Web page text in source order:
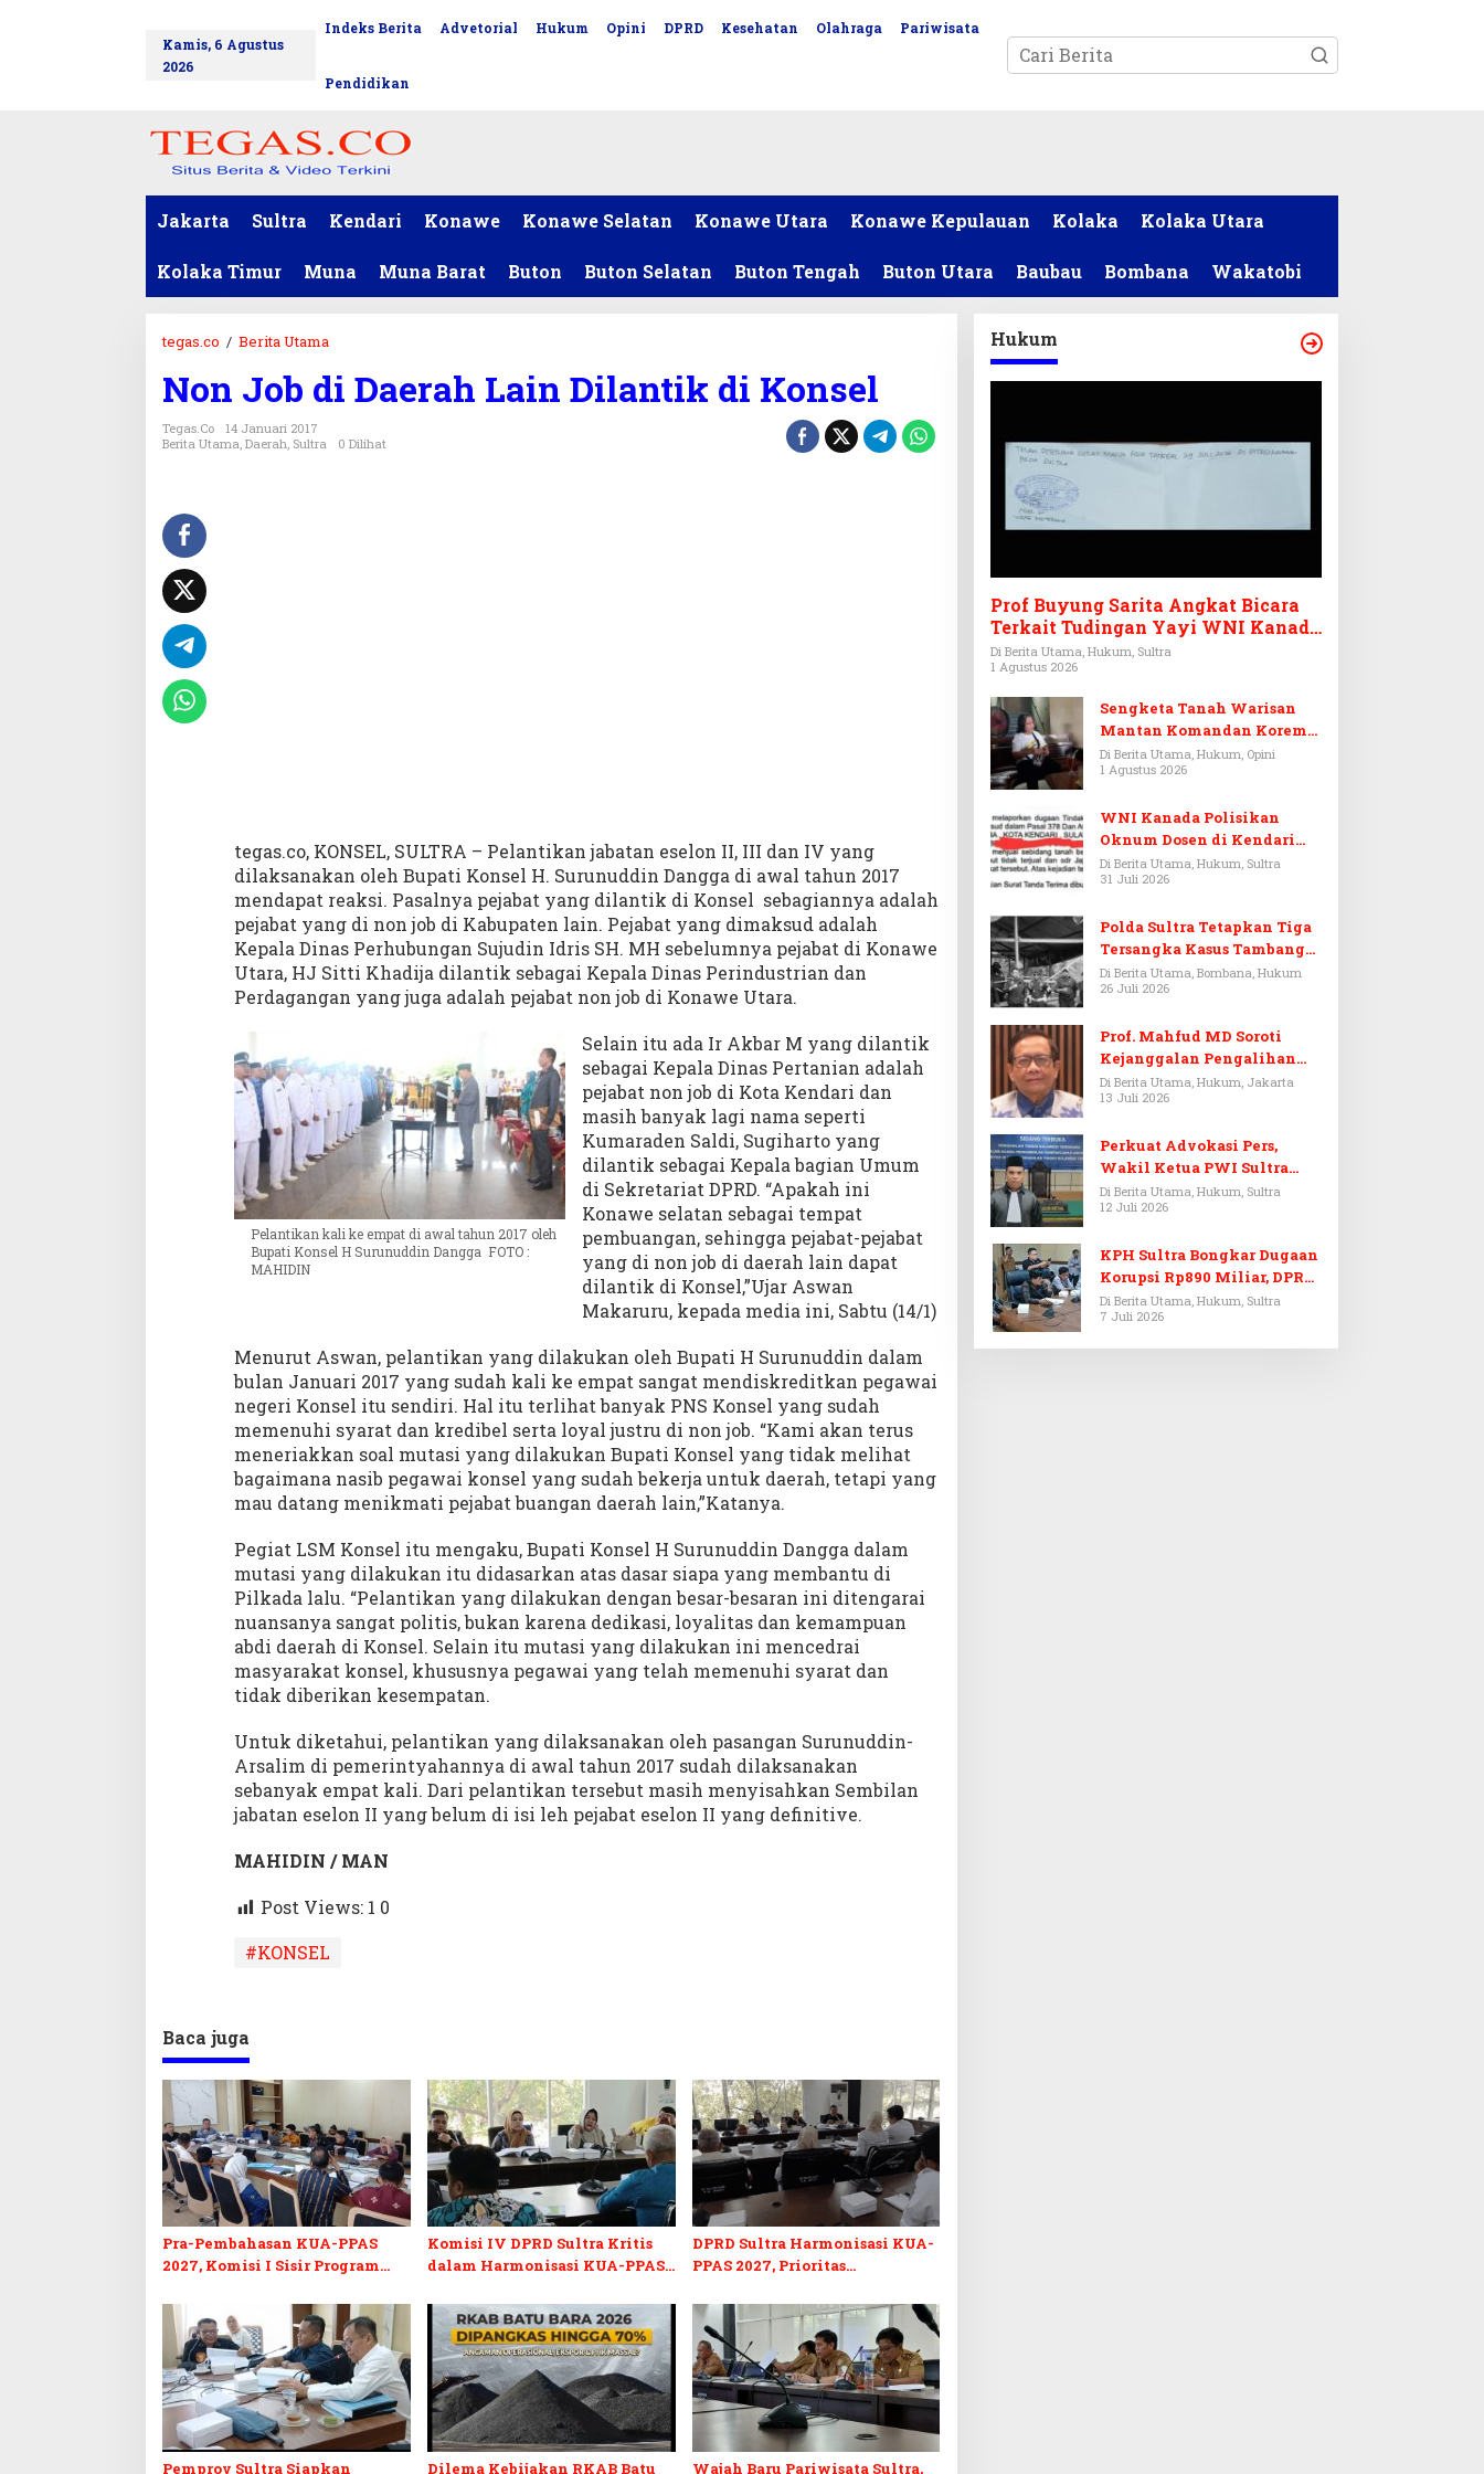
Kamis, 6 Agustus
2026
Indeks Berita Advetorial Hukum Opini DPRD Kesehatan Olahraga Pariwisata
Pendidikan
Jakarta Sultra Kendari Konawe Konawe Selatan Konawe Utara Konawe Kepulauan Kolaka Kolaka Utara
Kolaka Timur Muna Muna Barat Buton Buton Selatan Buton Tengah Buton Utara Baubau Bombana Wakatobi
tegas.co / Berita Utama
n
J
t
i
k
i
K
o
n
l
Non Job di Daerah Lain Dilantik di Konsel
Tegas.co
14 Januari 2017
Berita Utama, Daerah, Sultra 0 Dilihat
tegas.co, KONSEL, SULTRA – Pelantikan jabatan eselon II, III dan IV yang
dilaksanakan oleh Bupati Konsel H. Surunuddin Dangga di awal tahun 2017
mendapat reaksi. Pasalnya pejabat yang dilantik di Konsel sebagiannya adalah
pejabat yang di non job di Kabupaten lain. Pejabat yang dimaksud adalah
Kepala Dinas Perhubungan Sujudin Idris SH. MH sebelumnya pejabat di Konawe
Utara, HJ Sitti Khadija dilantik sebagai Kepala Dinas Perindustrian dan
Perdagangan yang juga adalah pejabat non job di Konawe Utara.
Pelantikan kali ke empat di awal tahun 2017 oleh
Bupati Konsel H Surunuddin Dangga FOTO :
MAHIDIN
Selain itu ada Ir Akbar M yang dilantik
sebagai Kepala Dinas Pertanian adalah
pejabat non job di Kota Kendari dan
masih banyak lagi nama seperti
Kumaraden Saldi, Sugiharto yang
dilantik sebagai Kepala bagian Umum
di Sekretariat DPRD. “Apakah ini
Konawe selatan sebagai tempat
pembuangan, sehingga pejabat-pejabat
yang di non job di daerah lain dapat
dilantik di Konsel,”Ujar Aswan
Makaruru, kepada media ini, Sabtu (14/1)
Menurut Aswan, pelantikan yang dilakukan oleh Bupati H Surunuddin dalam
bulan Januari 2017 yang sudah kali ke empat sangat mendiskreditkan pegawai
negeri Konsel itu sendiri. Hal itu terlihat banyak PNS Konsel yang sudah
memenuhi syarat dan kredibel serta loyal justru di non job. “Kami akan terus
meneriakkan soal mutasi yang dilakukan Bupati Konsel yang tidak melihat
bagaimana nasib pegawai konsel yang sudah bekerja untuk daerah, tetapi yang
mau datang menikmati pejabat buangan daerah lain,”Katanya.
Pegiat LSM Konsel itu mengaku, Bupati Konsel H Surunuddin Dangga dalam
mutasi yang dilakukan itu didasarkan atas dasar siapa yang membantu di
Pilkada lalu. “Pelantikan yang dilakukan dengan besar-besaran ini ditengarai
nuansanya sangat politis, bukan karena dedikasi, loyalitas dan kemampuan
abdi daerah di Konsel. Selain itu mutasi yang dilakukan ini mencedrai
masyarakat konsel, khususnya pegawai yang telah memenuhi syarat dan
tidak diberikan kesempatan.
Untuk diketahui, pelantikan yang dilaksanakan oleh pasangan Surunuddin-
Arsalim di pemerintyahannya di awal tahun 2017 sudah dilaksanakan
sebanyak empat kali. Dari pelantikan tersebut masih menyisahkan Sembilan
jabatan eselon II yang belum di isi leh pejabat eselon II yang definitive.
MAHIDIN / MAN
Post Views: 1 0
#KONSEL
Baca juga
Pra-Pembahasan KUA-PPAS
2027, Komisi I Sisir Program
Komisi IV DPRD Sultra Kritis
dalam Harmonisasi KUA-PPAS
DPRD Sultra Harmonisasi KUA-
PPAS 2027, Prioritas
Pelunasan Utang Infrastruktur
Pemprov Sultra Siapkan Dilema Kebijakan RKAB Batu Wajah Baru Pariwisata Sultra,
Hukum
Prof Buyung Sarita Angkat Bicara
Terkait Tudingan Yayi WNI Kanada
Ditagih Utang Rp3,6 Miliar
Di Berita Utama, Hukum, Sultra
1 Agustus 2026
Sengketa Tanah Warisan
Mantan Komandan Korem
143/HO, Ketika Warisan
Menjadi Arena Pemerasan
Di Berita Utama, Hukum, Opini
1 Agustus 2026
WNI Kanada Polisikan
Oknum Dosen di Kendari
Terkait Aset Puluhan Miliar
Di Berita Utama, Hukum, Sultra
31 Juli 2026
Polda Sultra Tetapkan Tiga
Tersangka Kasus Tambang
Emas Ilegal di Bombana
Di Berita Utama, Bombana, Hukum
26 Juli 2026
Prof. Mahfud MD Soroti
Kejanggalan Pengalihan
Penyelidikan Tersangka
Febrie Adriansyah
Di Berita Utama, Hukum, Jakarta
13 Juli 2026
Perkuat Advokasi Pers,
Wakil Ketua PWI Sultra
Resmi Dilantik Menjadi
Advokat PERADI
Di Berita Utama, Hukum, Sultra
12 Juli 2026
KPH Sultra Bongkar Dugaan
Korupsi Rp890 Miliar, DPRD
Sultra Gelar RDP
Di Berita Utama, Hukum, Sultra
7 Juli 2026